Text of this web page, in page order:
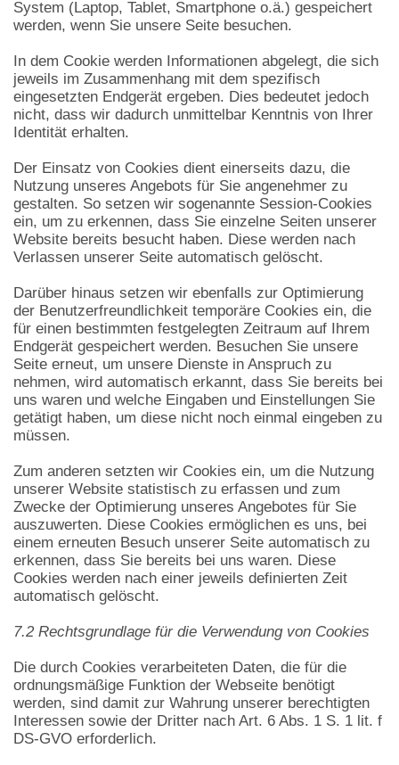
System (Laptop, Tablet, Smartphone o.ä.) gespeichert
werden, wenn Sie unsere Seite besuchen.
In dem Cookie werden Informationen abgelegt, die sich
jeweils im Zusammenhang mit dem spezifisch
eingesetzten Endgerät ergeben. Dies bedeutet jedoch
nicht, dass wir dadurch unmittelbar Kenntnis von Ihrer
Identität erhalten.
Der Einsatz von Cookies dient einerseits dazu, die
Nutzung unseres Angebots für Sie angenehmer zu
gestalten. So setzen wir sogenannte Session-Cookies
ein, um zu erkennen, dass Sie einzelne Seiten unserer
Website bereits besucht haben. Diese werden nach
Verlassen unserer Seite automatisch gelöscht.
Darüber hinaus setzen wir ebenfalls zur Optimierung
der Benutzerfreundlichkeit temporäre Cookies ein, die
für einen bestimmten festgelegten Zeitraum auf Ihrem
Endgerät gespeichert werden. Besuchen Sie unsere
Seite erneut, um unsere Dienste in Anspruch zu
nehmen, wird automatisch erkannt, dass Sie bereits bei
uns waren und welche Eingaben und Einstellungen Sie
getätigt haben, um diese nicht noch einmal eingeben zu
müssen.
Zum anderen setzten wir Cookies ein, um die Nutzung
unserer Website statistisch zu erfassen und zum
Zwecke der Optimierung unseres Angebotes für Sie
auszuwerten. Diese Cookies ermöglichen es uns, bei
einem erneuten Besuch unserer Seite automatisch zu
erkennen, dass Sie bereits bei uns waren. Diese
Cookies werden nach einer jeweils definierten Zeit
automatisch gelöscht.
7.2 Rechtsgrundlage für die Verwendung von Cookies
Die durch Cookies verarbeiteten Daten, die für die
ordnungsmäßige Funktion der Webseite benötigt
werden, sind damit zur Wahrung unserer berechtigten
Interessen sowie der Dritter nach Art. 6 Abs. 1 S. 1 lit. f
DS-GVO erforderlich.